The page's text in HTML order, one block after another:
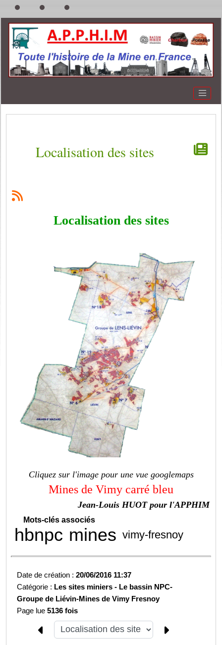
Localisation des sites
Localisation des sites
Cliquez sur l'image pour une vue googlemaps
Mines de Vimy carré bleu
Jean-Louis HUOT pour l'APPHIM
Mots-clés associés
hbnpc mines vimy-fresnoy
Date de création :20/06/2016 11:37
Catégorie : Les sites miniers - Le bassin NPC-
Groupe de Liévin-Mines de Vimy Fresnoy
Page lue5136 fois